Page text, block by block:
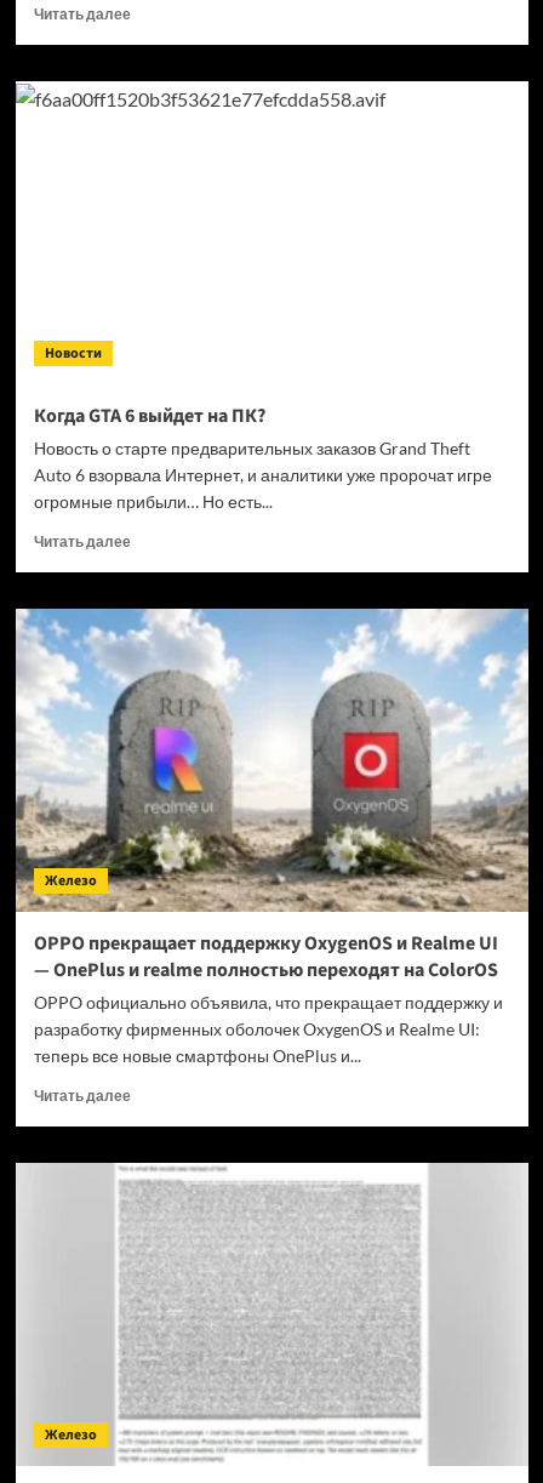
Читать далееПрочитать
Кандидат
в президенты
Новости
Когда GTA 6 выйдет на ПК?
Новость о старте предварительных заказов Grand Theft
Auto 6 взорвала Интернет, и аналитики уже пророчат игре
огромные прибыли… Но есть...
Читать далееПрочитать
Когда
GTA
на ПК?
Железо
OPPO прекращает поддержку OxygenOS и Realme UI
— OnePlus и realme полностью переходят на ColorOS
OPPO официально объявила, что прекращает поддержку и
разработку фирменных оболочек OxygenOS и Realme UI:
теперь все новые смартфоны OnePlus и...
Читать далееПрочитать
OPPO
прекращает
поддержку
OxygenOS
и
Realme
UI
—
OnePlus
и
realme
полностью
переходят
на
Железо